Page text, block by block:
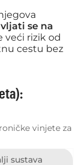
se na
veći rizik od
cestu bez
vinjete za
sustava